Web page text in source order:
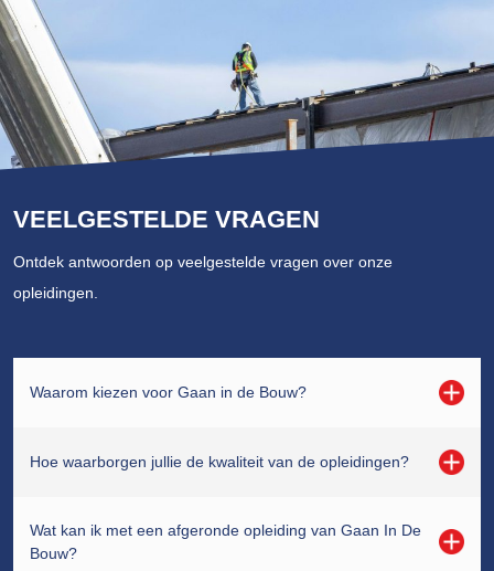
VEELGESTELDE VRAGEN
Ontdek antwoorden op veelgestelde vragen over onze
opleidingen.
Waarom kiezen voor Gaan in de Bouw?
Hoe waarborgen jullie de kwaliteit van de opleidingen?
Wat kan ik met een afgeronde opleiding van Gaan In De
Bouw?